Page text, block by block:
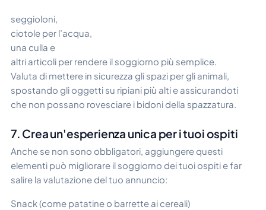
seggioloni,
ciotole per l’acqua,
una culla e
altri articoli per rendere il soggiorno più semplice.
Valuta di mettere in sicurezza gli spazi per gli animali,
spostando gli oggetti su ripiani più alti e assicurandoti
che non possano rovesciare i bidoni della spazzatura.
7. Crea un'esperienza unica per i tuoi ospiti
Anche se non sono obbligatori, aggiungere questi
elementi può migliorare il soggiorno dei tuoi ospiti e far
salire la valutazione del tuo annuncio:
Snack (come patatine o barrette ai cereali)